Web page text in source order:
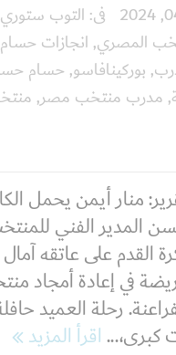
فى: التوب ستوري
المصري, انجازات
, بوركينافاسو, حسام
, مدرب منتخب مصر,
منار أيمن يحمل
المدير الفني
القدم على عاتقه
في إعادة أمجاد
رحلة العميد
كبرى،...اقرأ المزيد